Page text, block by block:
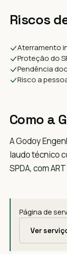
Riscos
Aterramento
Proteção do
Pendência
Risco a
Como a
A Godoy
laudo técnico
SPDA, com
Página de
Ver